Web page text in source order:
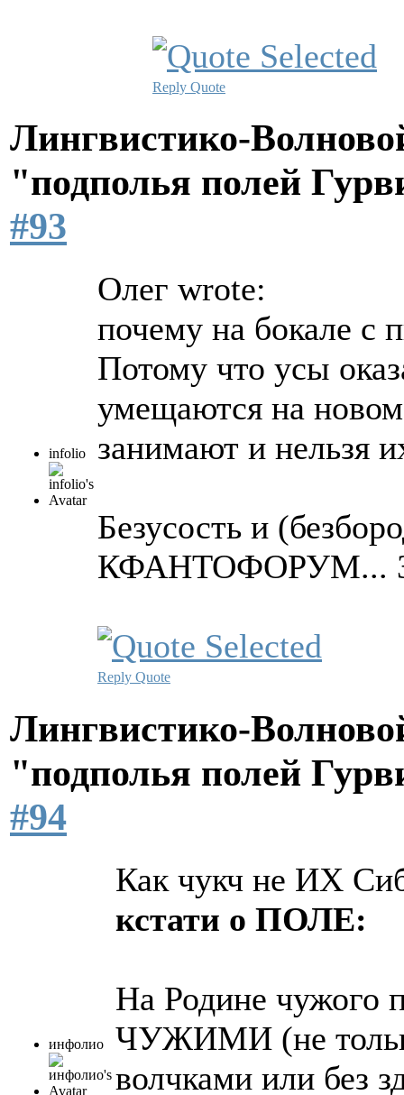
Reply Quote
Лингвистико-
"подполья полей
#93
infolio
Олег wrote:
почему на бокале с
Потому что усы
умещаются на
занимают и нельзя
Безусость и
КФАНТОФОРУМ... З
Reply Quote
Лингвистико-
"подполья полей
#94
инфолио
Как чукч не ИХ
кстати о ПОЛЕ:
На Родине чужого
ЧУЖИМИ (не
волчками или без